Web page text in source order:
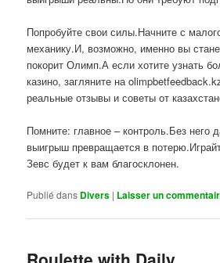
Попробуйте свои силы.Начните с
механику.И, возможно, именно вы
покорит Олимп.А если хотите узнать
казино, загляните на
реальные отзывы и советы от
Помните: главное – контроль.Без
выигрыш превращается в
Зевс будет к вам благосклонен.
Publié dans Divers | Laisser un